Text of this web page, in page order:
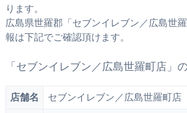
ります。
広島県世羅郡「セブンイレブン／広島世
報は下記でご確認頂けます。
「セブンイレブン／広島世羅町店」
店舗名 セブンイレブン／広島世羅町店